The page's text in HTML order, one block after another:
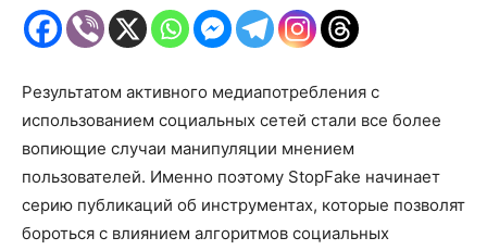
Результатом активного медиапотребления с
использованием социальных сетей стали все более
вопиющие случаи манипуляции мнением
пользователей. Именно поэтому StopFake начинает
серию публикаций об инструментах, которые позволят
бороться с влиянием алгоритмов социальных